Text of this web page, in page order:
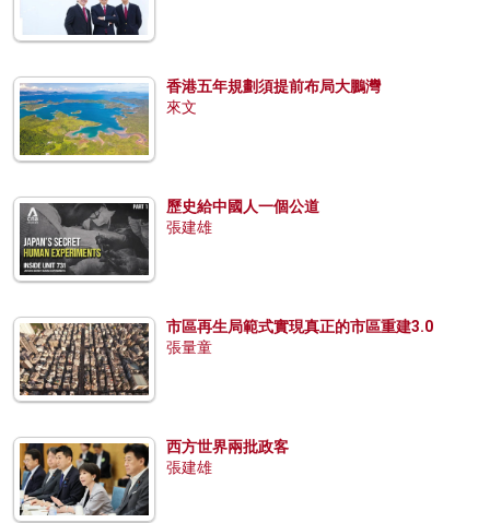
香港五年規劃須提前布局大鵬灣
來文
歷史給中國人一個公道
張建雄
市區再生局範式實現真正的市區重建3.0
張量童
西方世界兩批政客
張建雄